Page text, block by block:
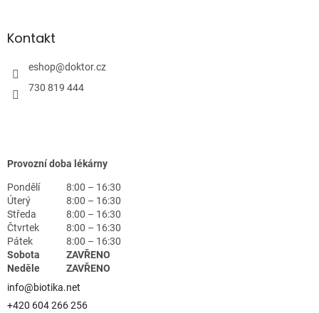
Kontakt
eshop@doktor.cz
730 819 444
Provozní doba lékárny
Pondělí
8:00 – 16:30
Úterý
8:00 – 16:30
Středa
8:00 – 16:30
Čtvrtek
8:00 – 16:30
Pátek
8:00 – 16:30
Sobota
ZAVŘENO
Neděle
ZAVŘENO
info@biotika.net
+420 604 266 256